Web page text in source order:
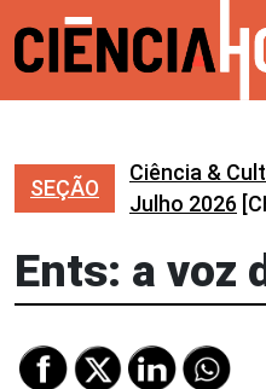
SEÇÃO
Ciência &
Julho 2026
Ents: a voz